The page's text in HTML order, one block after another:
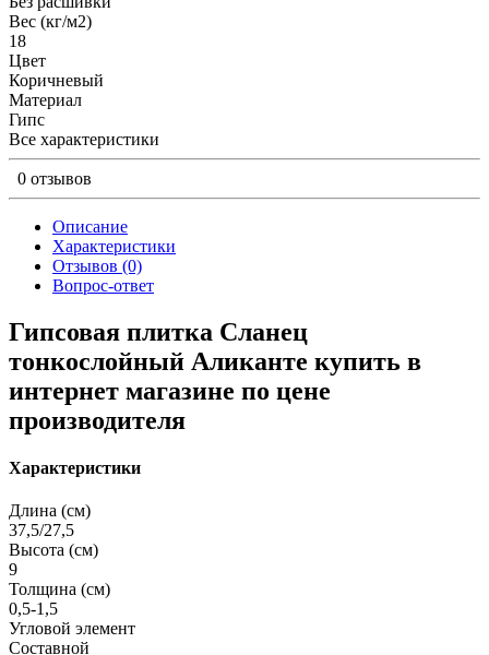
Вес (кг/м2)
18
Цвет
Коричневый
Материал
Гипс
Все характеристики
0 отзывов
Описание
Характеристики
Отзывов (0)
Вопрос-ответ
Гипсовая плитка Сланец
тонкослойный Аликанте купить в
интернет магазине по цене
производителя
Характеристики
Длина (см)
37,5/27,5
Высота (см)
9
Толщина (см)
0,5-1,5
Угловой элемент
Составной